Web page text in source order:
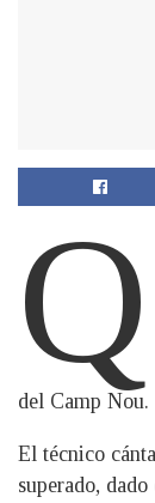
Q
del Camp Nou.
El técnico
superado,